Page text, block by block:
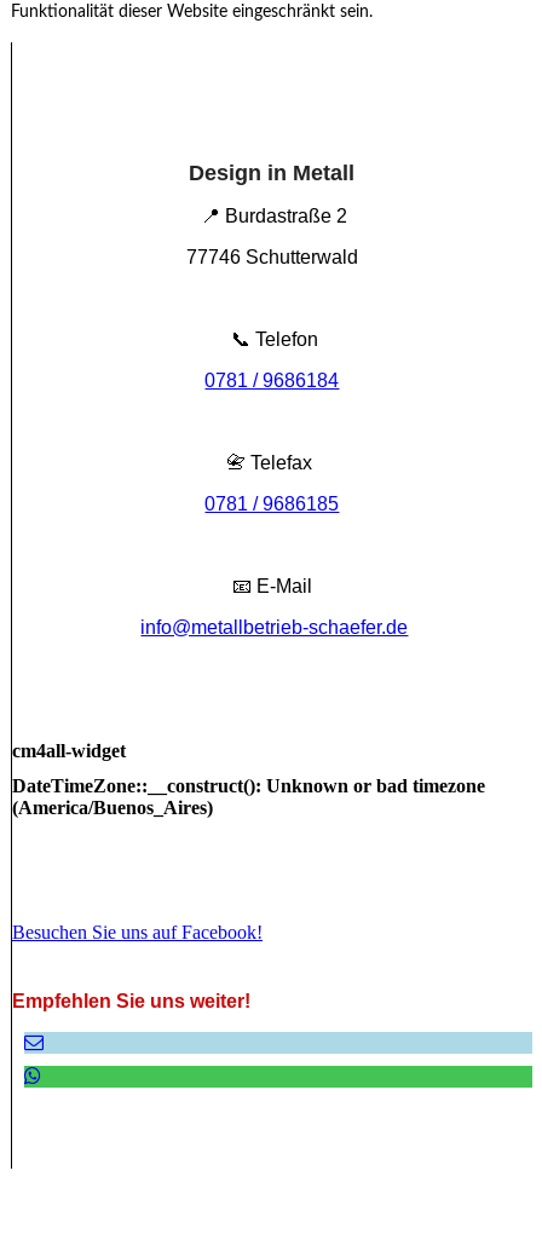
Funktionalität dieser Website eingeschränkt sein.
Design in Metall
📍 Burdastraße 2
77746 Schutterwald
📞 Telefon
0781 / 9686184
📇 Telefax
0781 / 9686185
📧 E-Mail
info@metallbetrieb-schaefer.de
cm4all-widget
DateTimeZone::__construct(): Unknown or bad timezone
(America/Buenos_Aires)
Besuchen Sie uns auf Facebook!
Empfehlen Sie uns weiter!